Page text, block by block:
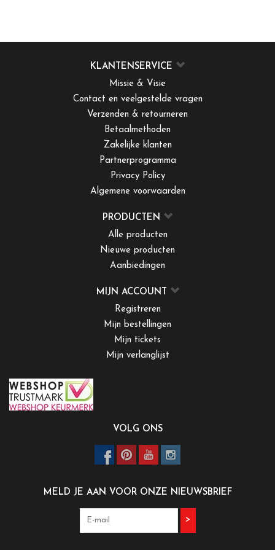
KLANTENSERVICE
Missie & Visie
Contact en veelgestelde vragen
Verzenden & retourneren
Betaalmethoden
Zakelijke klanten
Partnerprogramma
Privacy Policy
Algemene voorwaarden
PRODUCTEN
Alle producten
Nieuwe producten
Aanbiedingen
MIJN ACCOUNT
Registreren
Mijn bestellingen
Mijn tickets
Mijn verlanglijst
VOLG ONS
MELD JE AAN VOOR ONZE NIEUWSBRIEF
>